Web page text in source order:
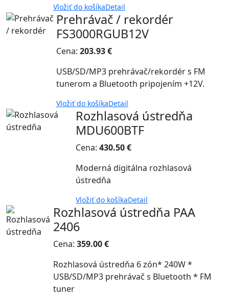
Vložiť do košíkaDetail
Prehrávač / rekordér
FS3000RGUB12V
Cena: 203.93 €
USB/SD/MP3 prehrávač/rekordér s FM
tunerom a Bluetooth pripojením +12V.
Vložiť do košíkaDetail
Rozhlasová ústredňa
MDU600BTF
Cena:430.50 €
Moderná digitálna rozhlasová
ústredňa
Vložiť do košíkaDetail
Rozhlasová ústredňa PAA
2406
Cena: 359.00 €
Rozhlasová ústredňa 6 zón* 240W *
USB/SD/MP3 prehrávač s Bluetooth * FM
tuner